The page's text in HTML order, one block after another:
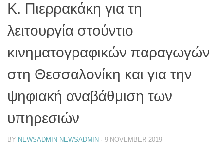
Κ. Πιερρακάκη για τη
λειτουργία στούντιο
κινηματογραφικών παραγωγών
στη Θεσσαλονίκη και για την
ψηφιακή αναβάθμιση των
υπηρεσιών
BY NEWSADMIN NEWSADMIN · 9 NOVEMBER 2019